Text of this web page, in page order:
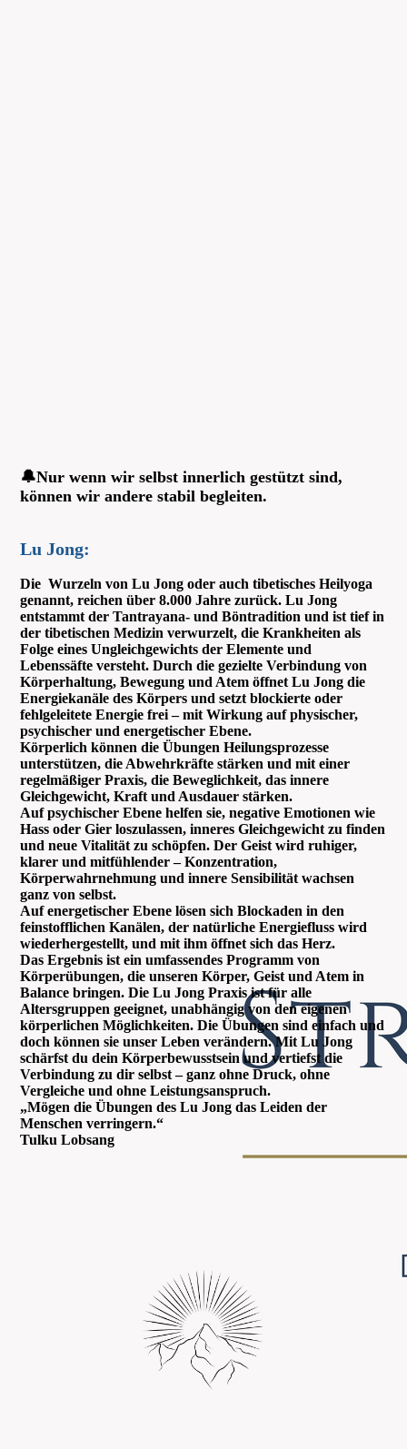
🔔Nur wenn wir selbst innerlich gestützt sind,
können wir andere stabil begleiten.
Lu Jong:
Die Wurzeln von Lu Jong oder auch tibetisches Heilyoga
genannt, reichen über 8.000 Jahre zurück. Lu Jong
entstammt der Tantrayana- und Böntradition und ist tief in
der tibetischen Medizin verwurzelt, die Krankheiten als
Folge eines Ungleichgewichts der Elemente und
Lebenssäfte versteht. Durch die gezielte Verbindung von
Körperhaltung, Bewegung und Atem öffnet Lu Jong die
Energiekanäle des Körpers und setzt blockierte oder
fehlgeleitete Energie frei – mit Wirkung auf physischer,
psychischer und energetischer Ebene.
Körperlich können die Übungen Heilungsprozesse
unterstützen, die Abwehrkräfte stärken und mit einer
regelmäßiger Praxis, die Beweglichkeit, das innere
Gleichgewicht, Kraft und Ausdauer stärken.
Auf psychischer Ebene helfen sie, negative Emotionen wie
Hass oder Gier loszulassen, inneres Gleichgewicht zu finden
und neue Vitalität zu schöpfen. Der Geist wird ruhiger,
klarer und mitfühlender – Konzentration,
Körperwahrnehmung und innere Sensibilität wachsen
ganz von selbst.
Auf energetischer Ebene lösen sich Blockaden in den
feinstofflichen Kanälen, der natürliche Energiefluss wird
wiederhergestellt, und mit ihm öffnet sich das Herz.
Das Ergebnis ist ein umfassendes Programm von
Körperübungen, die unseren Körper, Geist und Atem in
Balance bringen. Die Lu Jong Praxis ist für alle
Altersgruppen geeignet, unabhängig von den eigenen
körperlichen Möglichkeiten. Die Übungen sind einfach und
doch können sie unser Leben verändern. Mit Lu Jong
schärfst du dein Körperbewusstsein und vertiefst die
Verbindung zu dir selbst – ganz ohne Druck, ohne
Vergleiche und ohne Leistungsanspruch.
„Mögen die Übungen des Lu Jong das Leiden der
Menschen verringern.“
Tulku Lobsang